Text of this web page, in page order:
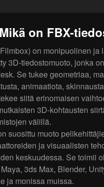
Mikä on FBX-
on monipuolinen ja
3D-tiedostomuoto, jonka
Se tukee geometriaa,
animaatiota,
siitä erinomaisen
3D-kohtausten
välillä.
suosittu muoto
ja visuaalisten
keskuudessa. Se toimii
3ds Max, Blender,
ja monissa muissa.